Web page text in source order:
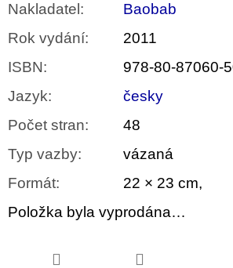
Nakladatel :
Baobab
Rok vydání:
2011
ISBN:
978-80-87060-
Jazyk:
česky
Počet stran:
48
Typ vazby:
vázaná
Formát:
22 × 23 cm,
Položka byla vyprodána…